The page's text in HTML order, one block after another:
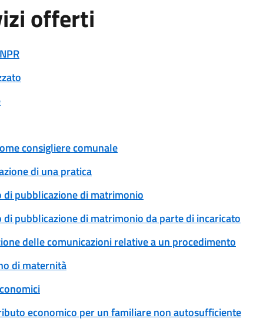
offerti
consigliere comunale
di una pratica
pubblicazione di matrimonio
pubblicazione di matrimonio da parte di incaricato
delle comunicazioni relative a un procedimento
di maternità
economico per un familiare non autosufficiente